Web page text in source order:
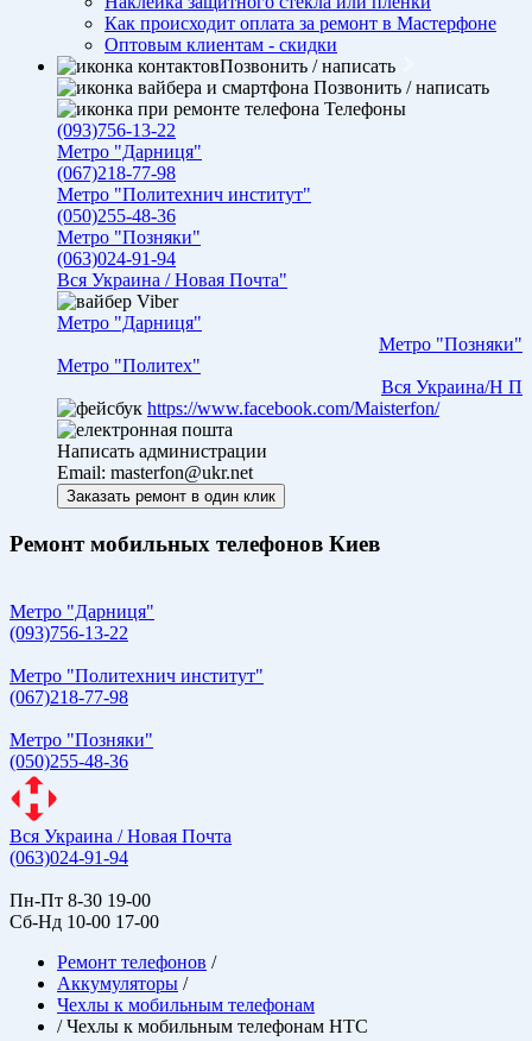
Как происходит оплата за ремонт в Мастерфоне
Оптовым клиентам - скидки
Позвонить / написать
Позвонить / написать
Телефоны
(093)756-13-22
Метро "Дарниця"
(067)218-77-98
Метро "Политехнич институт"
(050)255-48-36
Метро "Позняки"
(063)024-91-94
Вся Украина / Новая Почта"
Viber
Метро "Дарниця"
Метро "Позняки"
Метро "Политех"
Вся Украина/Н П
https://www.facebook.com/Maisterfon/
Написать администрации
Email: masterfon@ukr.net
Ремонт мобильных телефонов Киев
Метро "Дарниця"
(093)756-13-22
Метро "Политехнич институт"
(067)218-77-98
Метро "Позняки"
(050)255-48-36
Вся Украина / Новая Почта
(063)024-91-94
Пн-Пт 8-30 19-00
Сб-Нд 10-00 17-00
Ремонт телефонов /
Аккумуляторы /
Чехлы к мобильным телефонам
/Чехлы к мобильным телефонам HTC